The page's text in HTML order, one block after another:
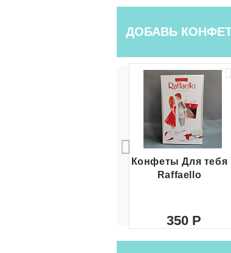
ДОБАВЬ
Конфеты Для тебя
Raffaello
350